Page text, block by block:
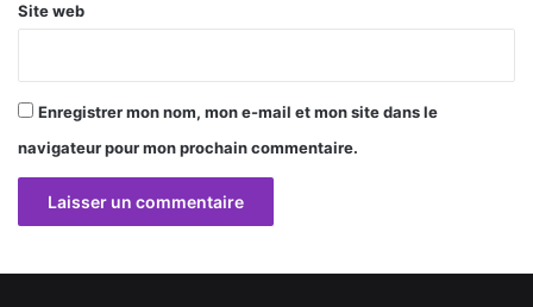
Site web
Enregistrer mon nom, mon e-mail et mon site dans le
navigateur pour mon prochain commentaire.